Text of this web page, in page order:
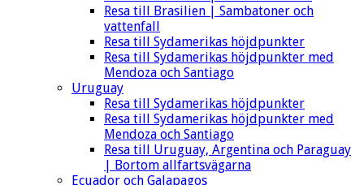
Resa till Brasilien | Sambatoner och
vattenfall
Resa till Sydamerikas höjdpunkter
Resa till Sydamerikas höjdpunkter med
Mendoza och Santiago
Uruguay
Resa till Sydamerikas höjdpunkter
Resa till Sydamerikas höjdpunkter med
Mendoza och Santiago
Resa till Uruguay, Argentina och Paraguay
| Bortom allfartsvägarna
Ecuador och Galapagos